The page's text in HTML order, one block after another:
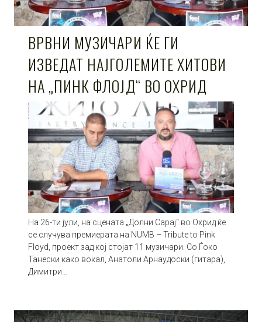
ВРВНИ МУЗИЧАРИ ЌЕ ГИ
ИЗВЕДАТ НАЈГОЛЕМИТЕ ХИТОВИ
НА „ПИНК ФЛОЈД“ ВО ОХРИД
На 26-ти јули, на сцената „Долни Сарај“ во Охрид ќе
се случува премиерата на NUMB – Tribute to Pink
Floyd, проект зад кој стојат 11 музичари. Со Ѓоко
Танески како вокал, Анатоли Aрнаудоски (гитара),
Димитри…